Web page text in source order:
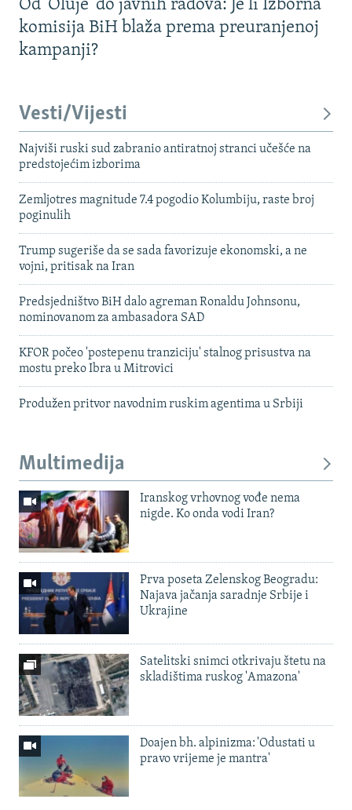
Od 'Oluje' do javnih radova: Je li Izborna
komisija BiH blaža prema preuranjenoj
kampanji?
Vesti/Vijesti
Najviši ruski sud zabranio antiratnoj stranci učešće na
predstojećim izborima
Zemljotres magnitude 7.4 pogodio Kolumbiju, raste broj
poginulih
Trump sugeriše da se sada favorizuje ekonomski, a ne
vojni, pritisak na Iran
Predsjedništvo BiH dalo agreman Ronaldu Johnsonu,
nominovanom za ambasadora SAD
KFOR počeo 'postepenu tranziciju' stalnog prisustva na
mostu preko Ibra u Mitrovici
Produžen pritvor navodnim ruskim agentima u Srbiji
Multimedija
Iranskog vrhovnog vođe nema
nigde. Ko onda vodi Iran?
Prva poseta Zelenskog Beogradu:
Najava jačanja saradnje Srbije i
Ukrajine
Satelitski snimci otkrivaju štetu na
skladištima ruskog 'Amazona'
Doajen bh. alpinizma: 'Odustati u
pravo vrijeme je mantra'